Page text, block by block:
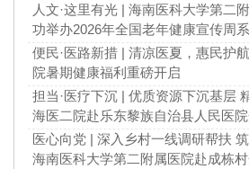
人文·这里有光 | 海南医科大学第二
功举办2026年全国老年健康宣传周
便民·医路新措 | 清凉医夏，惠民
院暑期健康福利重磅开启
担当·医疗下沉 | 优质资源下沉基
海医二院赴乐东黎族自治县人民医
沉调研座谈
医心向党 | 深入乡村一线调研帮扶
海南医科大学第二附属医院赴成栋